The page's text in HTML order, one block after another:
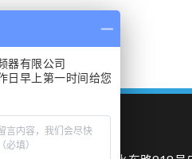
器有限公司
日早上第一时间给您